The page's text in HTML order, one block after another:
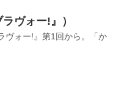
ヴォー!』）
ヴォー!』第1回から。「か